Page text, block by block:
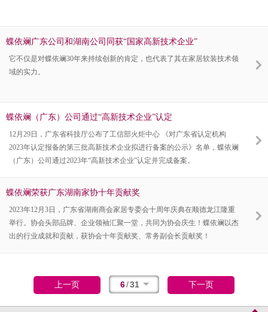
蝶依斓广东公司和湖南公司同获“国家高新技术企业”
它不仅是对蝶依斓30年来持续创新的肯定，也代表了其在家居软装技术领
域的实力。
蝶依斓（广东）公司通过“高新技术企业”认定
12月29日，广东省科技厅公布了工信部火炬中心 《对广东省认定机构
2023年认定报备的第三批高新技术企业拟进行备案的公示》名单，蝶依斓
（广东）公司通过2023年“高新技术企业”认定并完成备案。
蝶依斓荣获广东湖南家协十年贡献奖
2023年12月3日，广东省湖南商会家居专委会十周年庆典在顺德龙江隆重
举行。协会头部品牌、企业领袖汇聚一堂，共同为协会庆生！蝶依斓以杰
出的行业成就和贡献，获协会十年贡献奖、常务副会长贡献奖！
上一页 6/31 下一页